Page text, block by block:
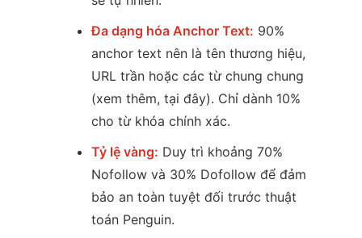
Đa dạng hóa Anchor Text: 90%
anchor text nên là tên thương hiệu,
URL trần hoặc các từ chung chung
(xem thêm, tại đây). Chỉ dành 10%
cho từ khóa chính xác.
Tỷ lệ vàng: Duy trì khoảng 70%
Nofollow và 30% Dofollow để đảm
bảo an toàn tuyệt đối trước thuật
toán Penguin.